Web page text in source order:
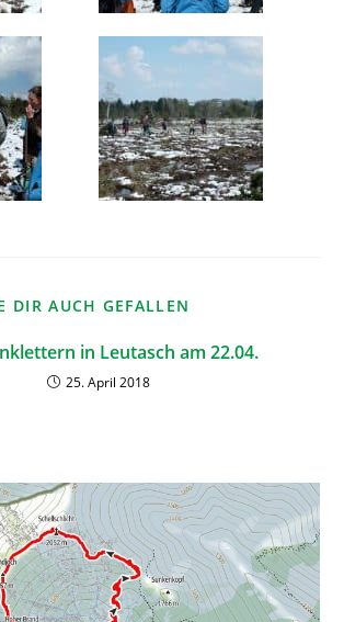
DIR AUCH GEFALLEN
in Leutasch am 22.04.
25. April 2018